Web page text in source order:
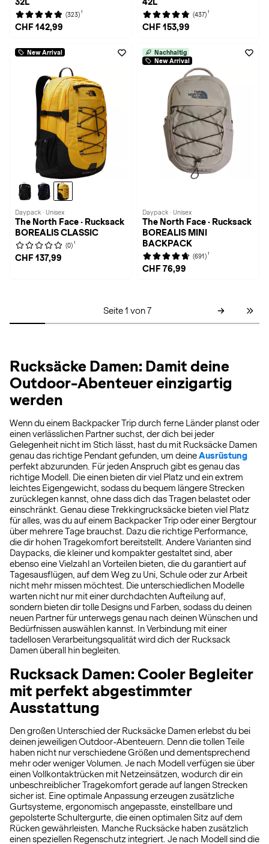
(323) 1
CHF 142,99
(437) 1
CHF 153,99
New Arrival
Daypack · Unisex
The North Face · Rucksack
BOREALIS CLASSIC
(0) 1
CHF 137,99
Nachhaltig
New Arrival
Daypack · Unisex
The North Face · Rucksack
BOREALIS MINI
BACKPACK
(691) 1
CHF 76,99
Seite 1 von 7
Rucksäcke Damen: Damit deine
Outdoor-Abenteuer einzigartig
werden
Wenn du einem Backpacker Trip durch ferne Länder planst oder
einen verlässlichen Partner suchst, der dich bei jeder
Gelegenheit nicht im Stich lässt, hast du mit Rucksäcke Damen
genau das richtige Pendant gefunden, um deineAusrüstung
perfekt abzurunden. Für jeden Anspruch gibt es genau das
richtige Modell. Die einen bieten dir viel Platz und ein extrem
leichtes Eigengewicht, sodass du bequem längere Strecken
zurücklegen kannst, ohne dass dich das Tragen belastet oder
einschränkt. Genau diese Trekkingrucksäcke bieten viel Platz
für alles, was du auf einem Backpacker Trip oder einer Bergtour
über mehrere Tage brauchst. Dazu die richtige Performance,
die dir hohen Tragekomfort bereitstellt. Andere Varianten sind
Daypacks, die kleiner und kompakter gestaltet sind, aber
ebenso eine Vielzahl an Vorteilen bieten, die du garantiert auf
Tagesausflügen, auf dem Weg zu Uni, Schule oder zur Arbeit
nicht mehr missen möchtest. Die unterschiedlichen Modelle
warten nicht nur mit einer durchdachten Aufteilung auf,
sondern bieten dir tolle Designs und Farben, sodass du deinen
neuen Partner für unterwegs genau nach deinen Wünschen und
Bedürfnissen auswählen kannst. In Verbindung mit einer
tadellosen Verarbeitungsqualität wird dich der Rucksack
Damen überall hin begleiten.
Rucksack Damen: Cooler Begleiter
mit perfekt abgestimmter
Ausstattung
Den großen Unterschied der Rucksäcke Damen erlebst du bei
deinen jeweiligen Outdoor-Abenteuern. Denn die tollen Teile
haben nicht nur verschiedene Größen und dementsprechend
mehr oder weniger Volumen. Je nach Modell verfügen sie über
einen Vollkontaktrücken mit Netzeinsätzen, wodurch dir ein
unbeschreiblicher Tragekomfort gerade auf langen Strecken
sicher ist. Eine optimale Anpassung erzeugen zusätzliche
Gurtsysteme, ergonomisch angepasste, einstellbare und
gepolsterte Schultergurte, die einen optimalen Sitz auf dem
Rücken gewährleisten. Manche Rucksäcke haben zusätzlich
einen speziellen Regenschutz integriert. Je nach Modell sind die